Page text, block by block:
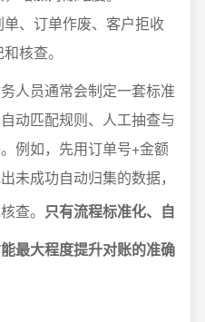
、订单作废、客户拒收
核查。
人员通常会制定一套标准
动匹配规则、人工抽查与
例如，先用订单号+金额
未成功自动归集的数据，
查。 只有流程标准化、自
最大程度提升对账的准确